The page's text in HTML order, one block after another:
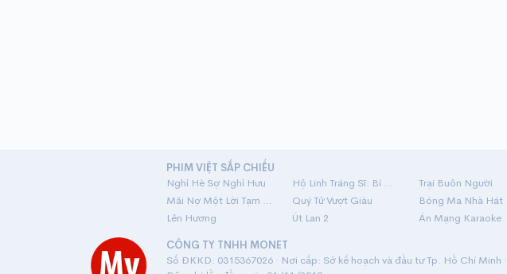
PHIM VIỆT SẮP CHIẾU
Nghỉ Hè Sợ Nghỉ Hưu
Hộ Linh Tráng Sĩ: Bí Ẩn Mộ Vua Đinh
Trại Buôn Người
Mãi Nợ Một Lời Tạm Biệt
Quý Tử Vượt Giàu
Bóng Ma Nhà Hát
Lên Hương
Út Lan 2
Án Mạng Karaoke
CÔNG TY TNHH MONET
Số ĐKKD: 0315367026 · Nơi cấp: Sở kế hoạch và đầu tư Tp. Hồ Chí Minh ·